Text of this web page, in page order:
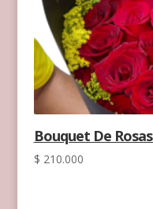
Bouquet De
$ 210.000